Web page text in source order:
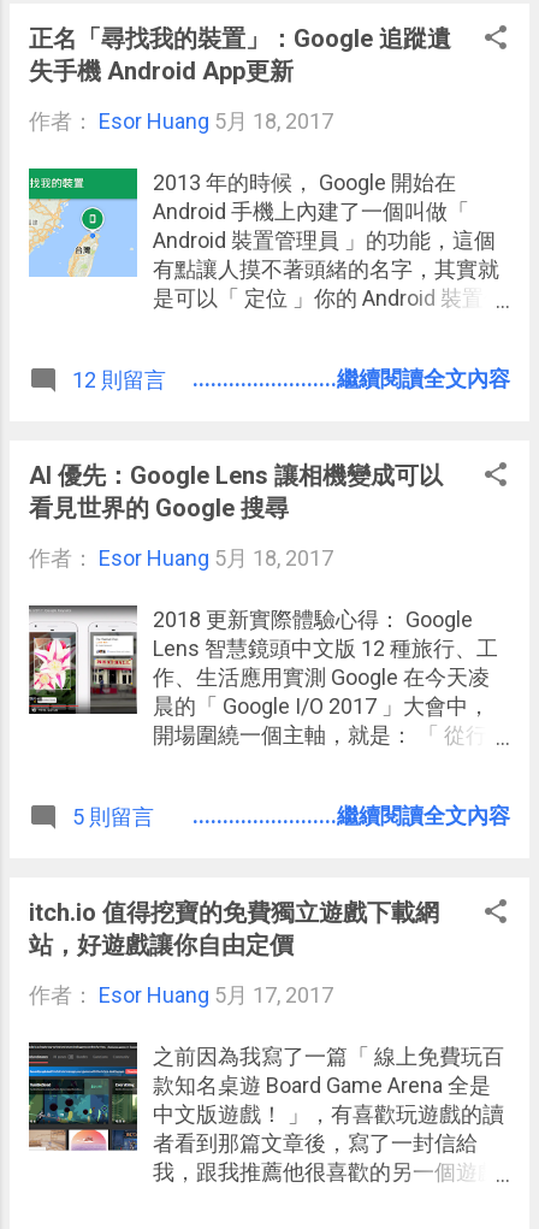
說，只要有基本的英語能力，其實切
換到「英語學日語」也不會是問題。
Google 日曆，而任務寫在待辦清單，
如果可以統一管理，或許能節省規劃
的時間，並且「看到自己還剩多少時
間」。 我自己其實是沒有這樣的需
與專案進度 ，然後 Evernote 專心列
出任務計畫 ，讓任務不要被制約的時
間所拘束。 但是每個人本來就會有不
同的需求，以及不同的工作方法與情
境，所以，現在有一個待辦工具可以
與「 Google 日曆 」 即時雙向同步 的
正名「尋找我的裝置」：Google 追蹤遺
失手機 Android App更新
作者： Esor Huang 5月 18, 2017
2013 年的時候， Google 開始在
Android 手機上內建了一個叫做「
Android 裝置管理員 」的功能，這個
有點讓人摸不著頭緒的名字，其實就
是可以「 定位 」你的 Android 裝置位
在遺失手機或平板時，幫我們追蹤找
遇到拾金不昧的人，於是透過這個定
位、發出訊息、發出鈴聲的方式，讓
我找回了手機，我也將其經驗與流程
寫成一篇文章：「 我的手機遺失流浪
機 」。當然不是說這樣的功能可以百
分之百找回遺失裝置，但起碼增加了
成功率與安全性（萬不得已可以遠端
上鎖並清除手機資料）。 而經過了四
年之久，在 2017 年 5 月的今天，「
在叫做「尋找我的裝置」，相信正名
12 則留言 ........................繼續閱讀全文內容
AI 優先：Google Lens 讓相機變成可以
看見世界的 Google 搜尋
作者： Esor Huang 5月 18, 2017
2018 更新實際體驗心得： Google
Lens 智慧鏡頭中文版 12 種旅行、工
作、生活應用實測 Google 在今天凌
晨的「 Google I/O 2017 」大會中，
開場圍繞一個主軸，就是： 「 從行動
先幫人處理好瑣事，接著人就可以進
數位應用的更多可能性，而現在
Google 想要透過深度學習、人工智慧
者們看我這兩年常常在 電腦玩物 或是
工作方法」可以減少我們「人」去做
瑣事的時間，從而「人」更有時間花
在重要的事情上，而且這樣的工作流
程會非常簡單易學，更「符合人
性」，因為很多煩人步驟都可以交給
5 則留言 ........................繼續閱讀全文內容
itch.io 值得挖寶的免費獨立遊戲下載網
站，好遊戲讓你自由定價
作者： Esor Huang 5月 17, 2017
之前因為我寫了一篇「 線上免費玩百
款知名桌遊 Board Game Arena 全是
中文版遊戲！ 」，有喜歡玩遊戲的讀
者看到那篇文章後，寫了一封信給
我，跟我推薦他很喜歡的另一個遊戲